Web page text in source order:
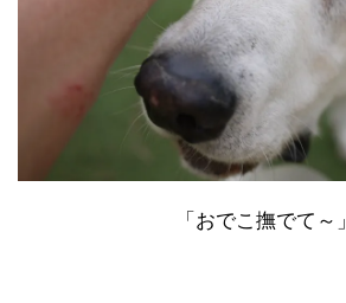
「おでこ撫でて～」